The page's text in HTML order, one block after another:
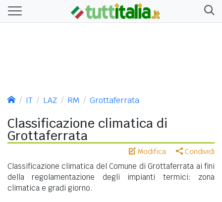
IT LAZ RM Grottaferrata
Classificazione climatica di
Grottaferrata
Modifica Condividi
Classificazione climatica del Comune di Grottaferrata ai fini
della regolamentazione degli impianti termici: zona
climatica e gradi giorno.